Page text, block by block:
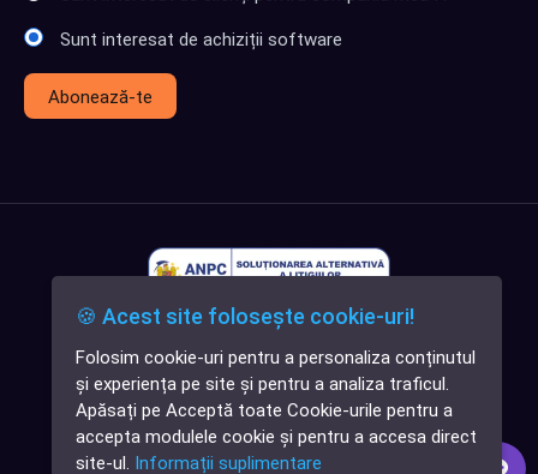
✕
Cauți o aplicație
software?
Sunt interesat de achiziții software
Abonează-te
🍪 Acest site folosește cookie-uri!
Folosim cookie-uri pentru a personaliza conținutul
și experiența pe site și pentru a analiza traficul.
Apăsați pe Acceptă toate Cookie-urile pentru a
accepta modulele cookie și pentru a accesa direct
site-ul. Informații suplimentare